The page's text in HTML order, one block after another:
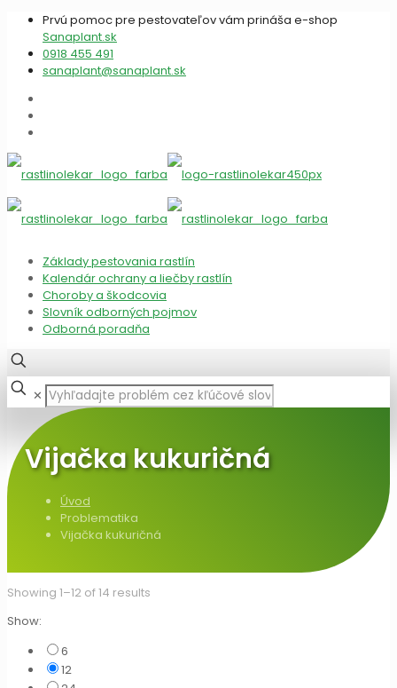
Prvú pomoc pre pestovateľov vám prináša e-shop
Sanaplant.sk
0918 455 491
sanaplant@sanaplant.sk
Základy pestovania rastlín
Kalendár ochrany a liečby rastlín
Choroby a škodcovia
Slovník odborných pojmov
Odborná poradňa
✕
Vijačka kukuričná
Úvod
Problematika
Vijačka kukuričná
Showing 1–12 of 14 results
Show:
6
12